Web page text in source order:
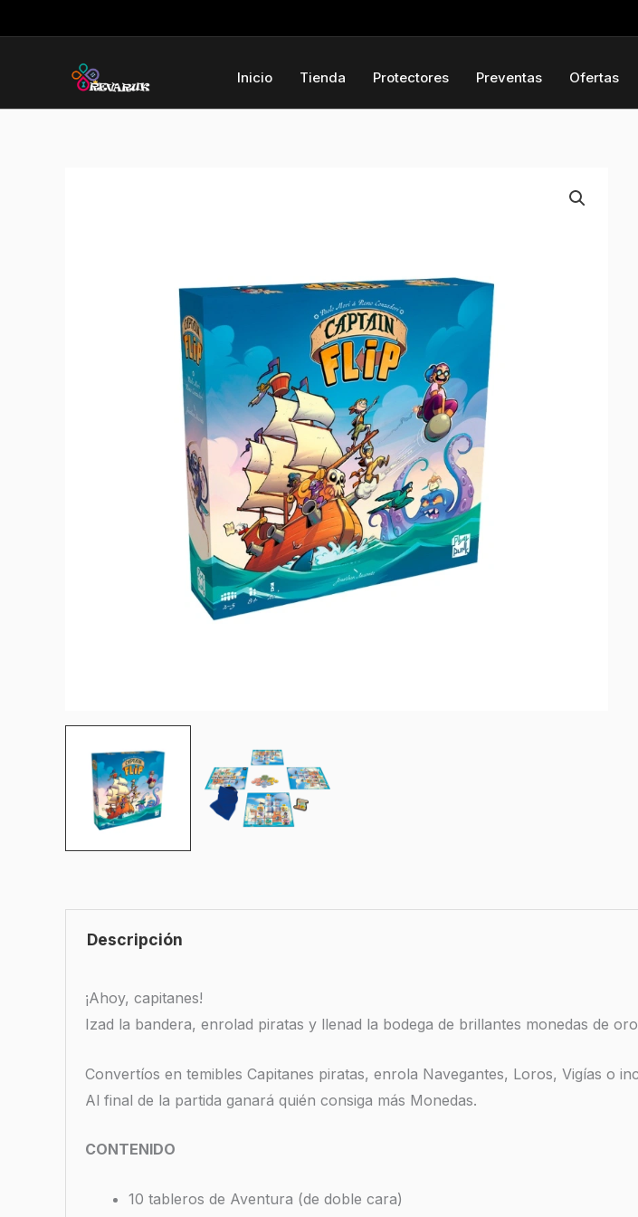
al
Inicio Tienda Protectores Preventas Ofertas
Descripción
¡Ahoy, capitanes!
Izad la bandera, enrolad piratas y llenad la bodega de brillantes monedas de
Convertíos en temibles Capitanes piratas, enrola Navegantes, Loros, Vigías o
Al final de la partida ganará quién consiga más Monedas.
CONTENIDO
10 tableros de Aventura (de doble cara)